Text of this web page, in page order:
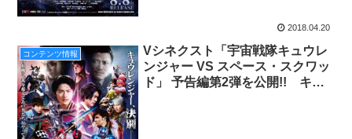
2018.04.20
コンテンツ情報
Vシネクスト「宇宙戦隊キュウレ
ンジャー VS スペース・スクワッ
ド」 予告編第2弾を公開!! キュ